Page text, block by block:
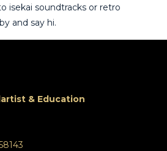
isekai soundtracks or retro
and say hi.
& Education